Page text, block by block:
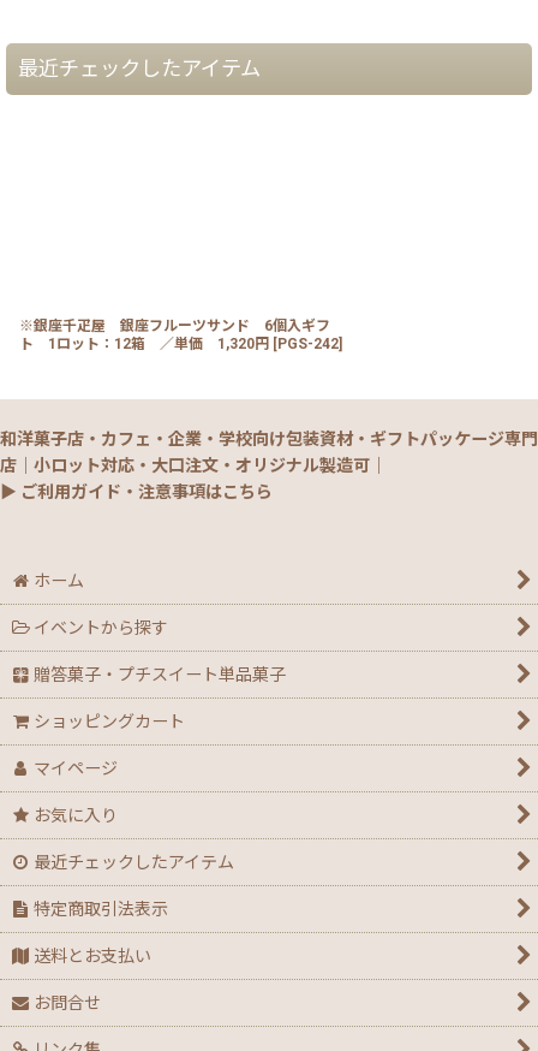
最近チェックしたアイテム
※銀座千疋屋 銀座フルーツサンド 6個入ギフ
ト 1ロット：12箱 ／単価 1,320円 [PGS-242]
和洋菓子店・カフェ・企業・学校向け包装資材・ギフトパッケージ専門
店｜小ロット対応・大口注文・オリジナル製造可｜
▶ ご利用ガイド・注意事項はこちら
ホーム
イベントから探す
贈答菓子・プチスイート単品菓子
ショッピングカート
マイページ
お気に入り
最近チェックしたアイテム
特定商取引法表示
送料とお支払い
お問合せ